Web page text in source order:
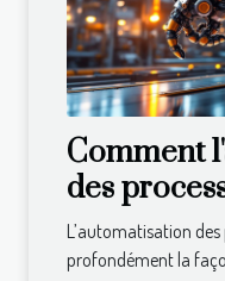
Comment
des
t-elle
L’automatisation
profondément la